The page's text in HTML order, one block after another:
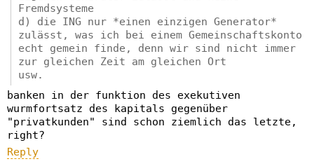
Fremdsysteme
d) die ING nur *einen einzigen Generator*
zulässt, was ich bei einem Gemeinschaftskonto
echt gemein finde, denn wir sind nicht immer
zur gleichen Zeit am gleichen Ort
usw.
banken in der funktion des exekutiven
wurmfortsatz des kapitals gegenüber
"privatkunden" sind schon ziemlich das letzte,
right?
Reply